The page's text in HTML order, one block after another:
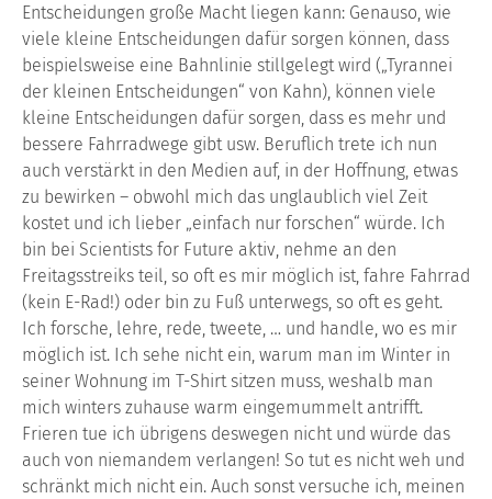
Entscheidungen große Macht liegen kann: Genauso, wie
viele kleine Entscheidungen dafür sorgen können, dass
beispielsweise eine Bahnlinie stillgelegt wird („Tyrannei
der kleinen Entscheidungen“ von Kahn), können viele
kleine Entscheidungen dafür sorgen, dass es mehr und
bessere Fahrradwege gibt usw. Beruflich trete ich nun
auch verstärkt in den Medien auf, in der Hoffnung, etwas
zu bewirken – obwohl mich das unglaublich viel Zeit
kostet und ich lieber „einfach nur forschen“ würde. Ich
bin bei Scientists for Future aktiv, nehme an den
Freitagsstreiks teil, so oft es mir möglich ist, fahre Fahrrad
(kein E-Rad!) oder bin zu Fuß unterwegs, so oft es geht.
Ich forsche, lehre, rede, tweete, … und handle, wo es mir
möglich ist. Ich sehe nicht ein, warum man im Winter in
seiner Wohnung im T-Shirt sitzen muss, weshalb man
mich winters zuhause warm eingemummelt antrifft.
Frieren tue ich übrigens deswegen nicht und würde das
auch von niemandem verlangen! So tut es nicht weh und
schränkt mich nicht ein. Auch sonst versuche ich, meinen